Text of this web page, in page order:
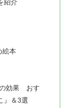
紹介
絵本
の効果 おす
』＆3選